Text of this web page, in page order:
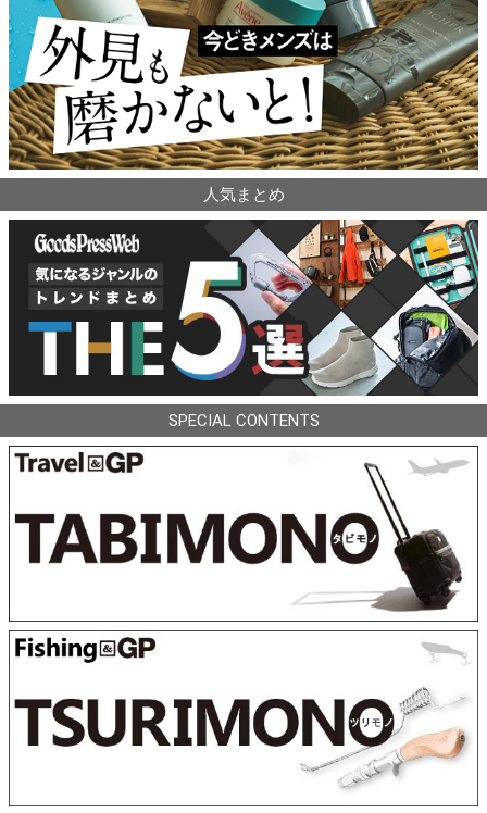
人気まとめ
SPECIAL CONTENTS